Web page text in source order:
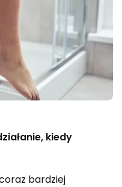
kiedy
bardziej